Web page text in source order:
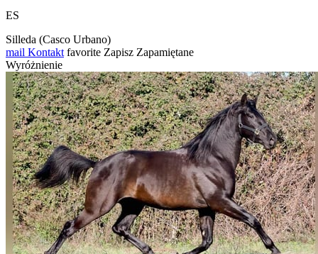
ES
Silleda (Casco Urbano)
mail Kontakt favorite Zapisz Zapamiętane
Wyróżnienie